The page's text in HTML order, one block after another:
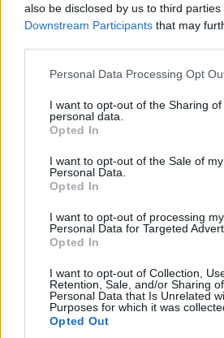
also be disclosed by us to third parties
Downstream Participants that may
Personal Data Processing Opt
I want to opt-out of the Sharing of
personal data.
Opted In
I want to opt-out of the Sale of my
Personal Data.
Opted In
I want to opt-out of processing my
Personal Data for Targeted
Opted In
I want to opt-out of Collection,
Retention, Sale, and/or Sharing
Personal Data that Is Unrelated
Purposes for which it was
Opted Out
στιγμές στη Μύκονο με φόντο